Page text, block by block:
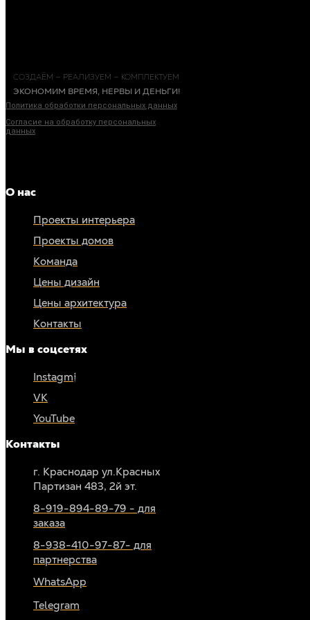
СОЗДАЁМ — РЕАЛИЗУЕМ — КОМПЛЕКТУЕМ
ЭКОНОМИМ ВРЕМЯ, НЕРВЫ И ДЕНЬГИ!
Политика обработки персональных данных
Согласие на обработку персональных
данных
О нас
Проекты интерьера
Проекты домов
Команда
Цены дизайн
Цены архитектура
Контакты
Мы в соцсетях
Instagm*
VK
YouTube
Контакты
г. Краснодар ул.Красных
Партизан 483, 2й эт.
8-919-894-89-79 - для
заказа
8-938-410-97-87- для
партнерства
WhatsApp
Telegram